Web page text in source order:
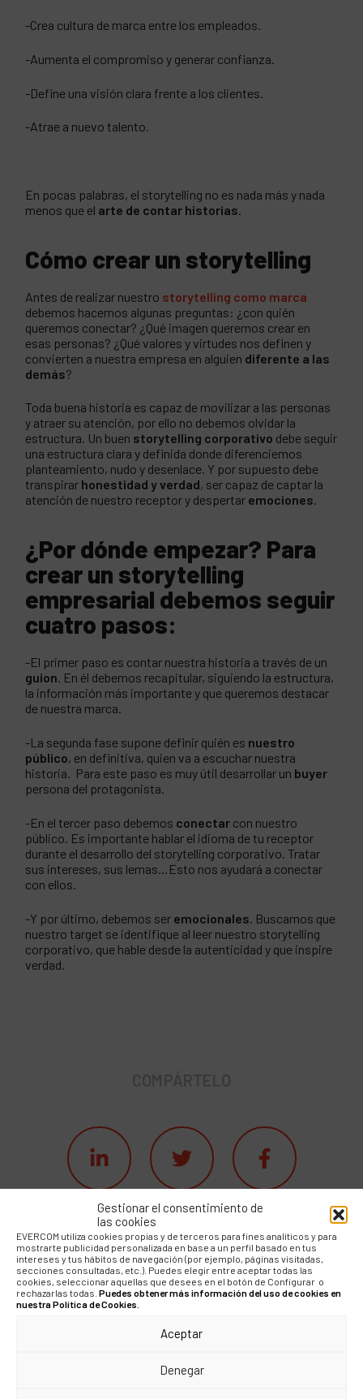
Gestionar el consentimiento de
las cookies
EVERCOM utiliza cookies propias y de terceros para fines analíticos y para
mostrarte publicidad personalizada en base a un perfil basado en tus
intereses y tus hábitos de navegación (por ejemplo, páginas visitadas,
secciones consultadas, etc.). Puedes elegir entre aceptar todas las
cookies, seleccionar aquellas que desees en el botón de Configurar o
rechazarlas todas. Puedes obtener más información del uso de cookies en
nuestra Política de Cookies.
Aceptar
Denegar
-Crea cultura de marca entre los empleados.
-Aumenta el compromiso y generar confianza.
-Define una visión clara frente a los clientes.
-Atrae a nuevo talento.
En pocas palabras, el storytelling no es nada más y nada
menos que el arte de contar historias
Cómo crear un storytelling
Antes de realizar nuestro storytelling como marca
debemos hacernos algunas preguntas: ¿con quién
queremos conectar? ¿Qué imagen queremos crear en
esas personas? ¿Qué valores y virtudes nos definen y
convierten a nuestra empresa en alguien diferente a las
demás?
Toda buena historia es capaz de movilizar a las personas
y atraer su atención, por ello no debemos olvidar la
estructura. Un buen storytelling corporativo debe seguir
una estructura clara y definida donde diferenciemos
planteamiento, nudo y desenlace. Y por supuesto debe
transpirar honestidad y verdad, ser capaz de captar la
atención de nuestro receptor y despertar emociones.
¿Por dónde empezar? Para
crear un storytelling
empresarial debemos seguir
cuatro pasos:
-El primer paso es contar nuestra historia a través de un
guion. En él debemos recapitular, siguiendo la estructura,
la información más importante y que queremos destacar
de nuestra marca.
-La segunda fase supone definir quién es nuestro
público, en definitiva, quien va a escuchar nuestra
historia. Para este paso es muy útil desarrollar un buyer
persona del protagonista.
-En el tercer paso debemos conectar con nuestro
público. Es importante hablar el idioma de tu receptor
durante el desarrollo del storytelling corporativo. Tratar
sus intereses, sus lemas…Esto nos ayudará a conectar
con ellos.
-Y por último, debemos ser emocionales . Buscamos que
nuestro target se identifique al leer nuestro storytelling
corporativo, que hable desde la autenticidad y que inspire
verdad.
BLOG
Comunicación y
reputación en la